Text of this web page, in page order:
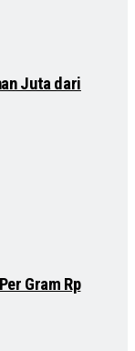
Juta dari
Gram Rp